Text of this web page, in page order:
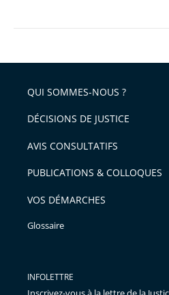
QUI SOMMES-NOUS ?
DÉCISIONS DE JUSTICE
AVIS CONSULTATIFS
PUBLICATIONS & COLLOQUES
VOS DÉMARCHES
Glossaire
INFOLETTRE